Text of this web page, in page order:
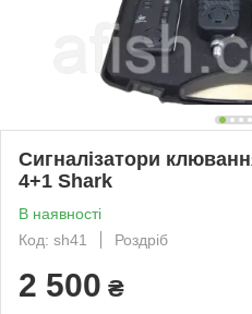
Сигналізатори
4+1 Shark
В наявності
Код: sh41
Роздріб
2 500 ₴